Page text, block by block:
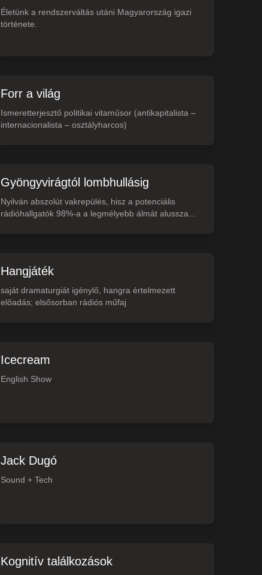
Életünk a rendszerváltás utáni Magyarország igazi
története.
Forr a világ
Ismeretterjesztő politikai vitaműsor (antikapitalista –
internacionalista – osztályharcos)
Gyöngyvirágtól lombhullásig
Nyilván abszolút vakrepülés, hisz a potenciális
rádióhallgatók 98%-a a legmélyebb álmát alussza...
Hangjáték
saját dramaturgiát igénylő, hangra értelmezett
előadás; elsősorban rádiós műfaj
Icecream
English Show
Jack Dugó
Sound + Tech
Kognitív találkozások